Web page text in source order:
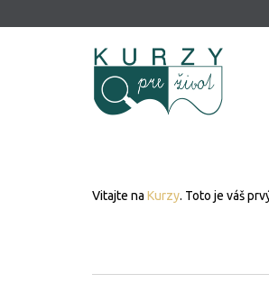
Vitajte na Kurzy. Toto je váš